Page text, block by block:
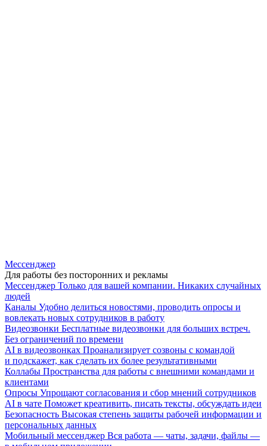
Мессенджер
Для работы без посторонних и рекламы
Мессенджер Только для вашей компании. Никаких случайных
людей
Каналы Удобно делиться новостями, проводить опросы и
вовлекать новых сотрудников в работу
Видеозвонки Бесплатные видеозвонки для больших встреч.
Без ограничений по времени
AI в видеозвонках Проанализирует созвоны с командой
и подскажет, как сделать их более результативными
Коллабы Пространства для работы с внешними командами и
клиентами
Опросы Упрощают согласования и сбор мнений сотрудников
AI в чате Поможет креативить, писать тексты, обсуждать идеи
Безопасность Высокая степень защиты рабочей информации и
персональных данных
Мобильный мессенджер Вся работа — чаты, задачи, файлы —